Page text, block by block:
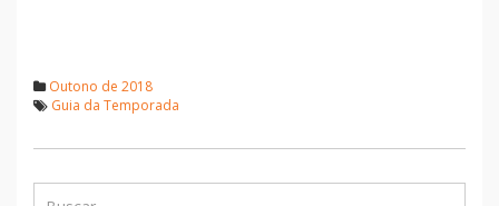
Outono de 2018
Guia da Temporada